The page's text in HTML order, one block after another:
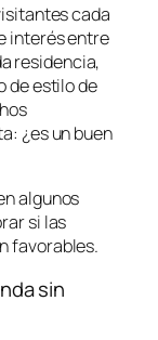
cada
interés entre
residencia,
de estilo de
¿es un buen
algunos
si las
favorables.
sin